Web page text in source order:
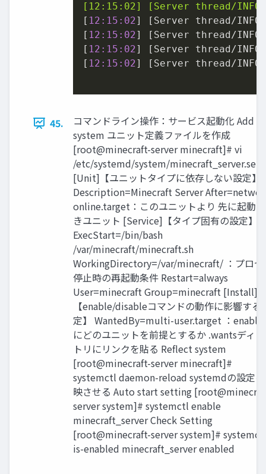
[12:15:02] [Server thread/
[ 12:15:02] [Server thread/
[ 12:15:02] [Server thread/
[ 12:15:02] [Server thread/
[ 12:15:02] [Server thread/
45.
コマンドライン操作：サービス起動化 Add
system ユニット定義ファイルを作成
[root@minecraft-server minecraft]# vi
/etc/systemd/system/
[Unit]【ユニットタイプに依存しない設定】
Description=Minecraft Server
online.target：このユニットより 先に起動
きユニット [Service]【タイプ固有の設定】
ExecStart=/bin/bash
/var/minecraft/minecraft.sh
WorkingDirectory=/var/minecraft/ ：プロセ
停止時の再起動条件 Restart=always
User=minecraft Group=minecraft [Install]
【enable/disableコマンドの動作に影響する
定】 WantedBy=multi-user.target ：enable
にどのユニットを前提とするか .wantsディ
トリにリンクを貼る Reflect system
[root@minecraft-server minecraft]#
systemctl daemon-reload systemdの設定
映させる Auto start setting
server system]# systemctl enable
minecraft_server Check Setting
[root@minecraft-server system]# systemctl
is-enabled minecraft_server enabled